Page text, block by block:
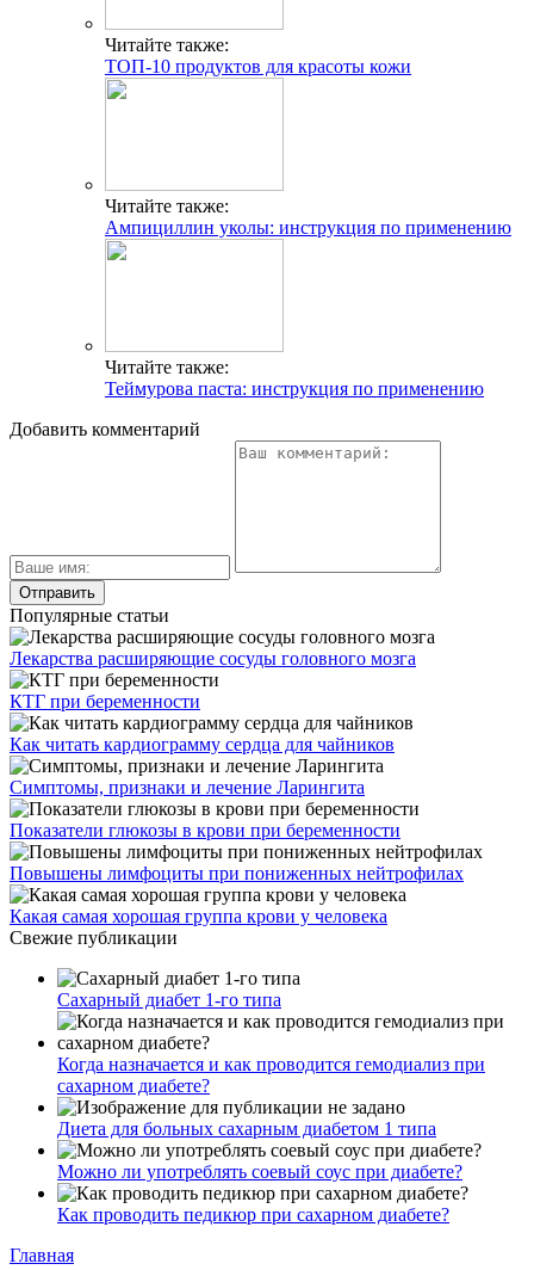
Читайте также:
ТОП-10 продуктов для красоты кожи
Читайте также:
Ампициллин уколы: инструкция по применению
Читайте также:
Теймурова паста: инструкция по применению
Добавить комментарий
Популярные статьи
Лекарства расширяющие сосуды головного мозга
КТГ при беременности
Как читать кардиограмму сердца для чайников
Симптомы, признаки и лечение Ларингита
Показатели глюкозы в крови при беременности
Повышены лимфоциты при пониженных нейтрофилах
Какая самая хорошая группа крови у человека
Свежие публикации
Сахарный диабет 1-го типа
Когда назначается и как проводится гемодиализ при
сахарном диабете?
Диета для больных сахарным диабетом 1 типа
Можно ли употреблять соевый соус при диабете?
Как проводить педикюр при сахарном диабете?
Главная